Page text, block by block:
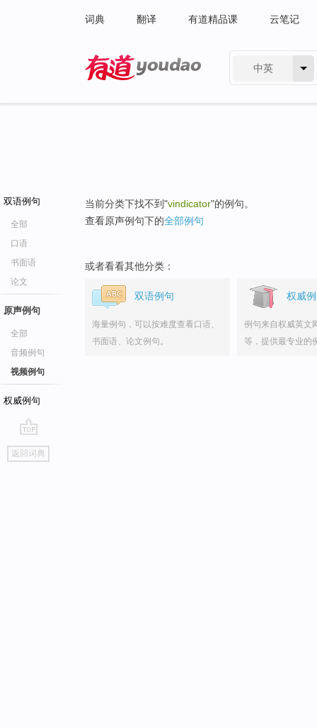
词典 翻译 有道精品课 云笔记
中英
双语例句
全部
口语
书面语
论文
原声例句
全部
音频例句
视频例句
权威例句
go
top
返回词典
当前分类下找不到"vindicator"的例句。
查看原声例句下的全部例句
或者看看其他分类：
双语例句
海量例句，可以按难度查看口语、
书面语、论文例句。
权威
例句来自权威英文
等，提供最专业的